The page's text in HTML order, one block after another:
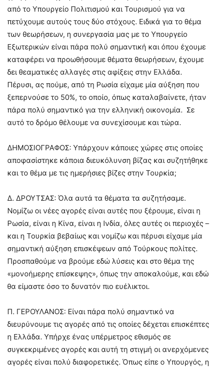
από το Υπουργείο Πολιτισμού και Τουρισμού για να
πετύχουμε αυτούς τους δύο στόχους. Ειδικά για το θέμα
των θεωρήσεων, η συνεργασία μας με το Υπουργείο
Εξωτερικών είναι πάρα πολύ σημαντική και όπου έχουμε
καταφέρει να προωθήσουμε θέματα θεωρήσεων, έχουμε
δει θεαματικές αλλαγές στις αφίξεις στην Ελλάδα.
Πέρυσι, ας πούμε, από τη Ρωσία είχαμε μία αύξηση που
ξεπερνούσε το 50%, το οποίο, όπως καταλαβαίνετε, ήταν
πάρα πολύ σημαντικό για την ελληνική οικονομία. Σε
αυτό το δρόμο θέλουμε να συνεχίσουμε και τώρα.
ΔΗΜΟΣΙΟΓΡΑΦΟΣ: Υπάρχουν κάποιες χώρες στις οποίες
αποφασίστηκε κάποια διευκόλυνση βίζας και συζητήθηκε
και το θέμα με τις ημερήσιες βίζες στην Τουρκία;
Δ. ΔΡΟΥΤΣΑΣ: Όλα αυτά τα θέματα τα συζητήσαμε.
Νομίζω οι νέες αγορές είναι αυτές που ξέρουμε, είναι η
Ρωσία, είναι η Κίνα, είναι η Ινδία, όλες αυτές οι περιοχές –
και η Τουρκία βεβαίως και νομίζω και πέρυσι είχαμε μία
σημαντική αύξηση επισκέψεων από Τούρκους πολίτες.
Προσπαθούμε να βρούμε εδώ λύσεις και στο θέμα της
«μονοήμερης επίσκεψης», όπως την αποκαλούμε, και εδώ
θα είμαστε όσο το δυνατόν πιο ευέλικτοι.
Π. ΓΕΡΟΥΛΑΝΟΣ: Είναι πάρα πολύ σημαντικό να
διευρύνουμε τις αγορές από τις οποίες δέχεται επισκέπτες
η Ελλάδα. Υπήρχε ένας υπέρμετρος εθισμός σε
συγκεκριμένες αγορές και αυτή τη στιγμή οι ανερχόμενες
αγορές είναι πολύ διαφορετικές. Όπως είπε ο Υπουργός, η